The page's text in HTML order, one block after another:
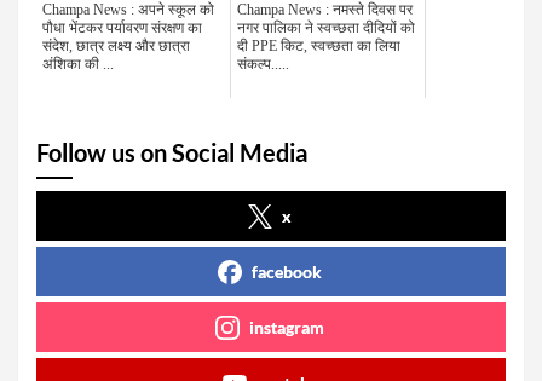
Champa News : अपने स्कूल को
पौधा भेंटकर पर्यावरण संरक्षण का
संदेश, छात्र लक्ष्य और छात्रा
अंशिका की ...
Champa News : नमस्ते दिवस पर
नगर पालिका ने स्वच्छता दीदियों को
दी PPE किट, स्वच्छता का लिया
संकल्प.....
Follow us on Social Media
x
facebook
instagram